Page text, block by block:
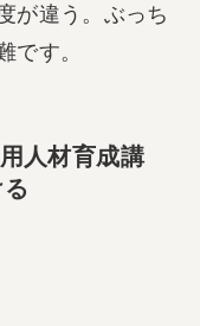
が違う。ぶっち
です。
人材育成講